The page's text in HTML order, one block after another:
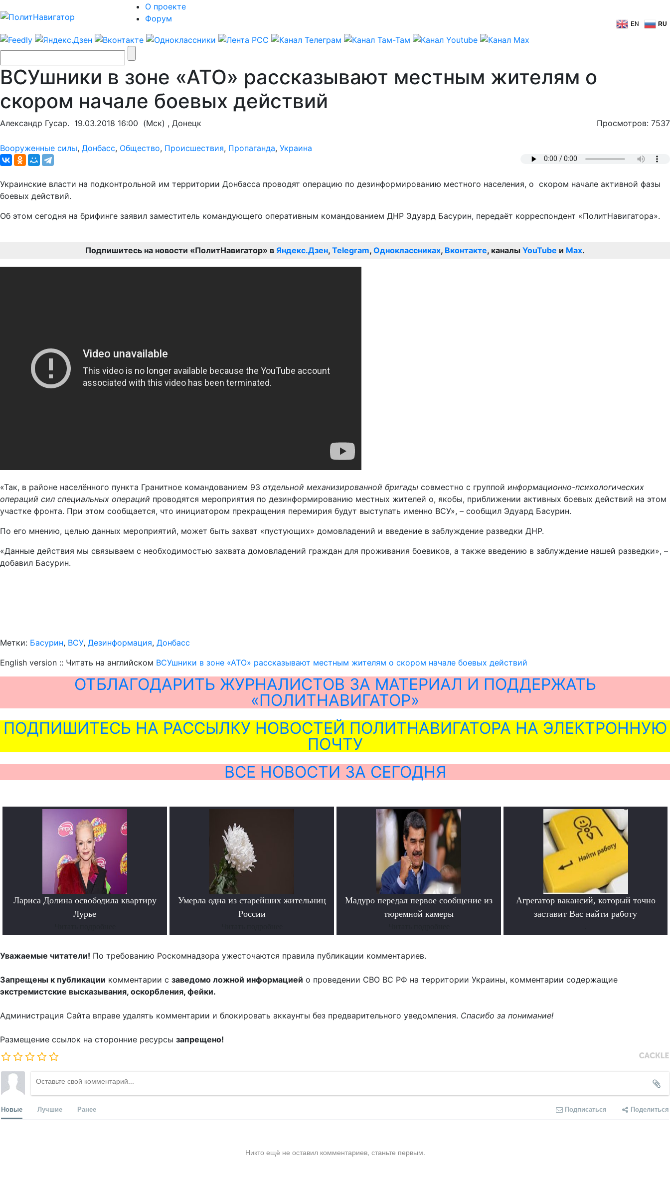
О проекте
Форум
EN RU
ВСУшники в зоне «АТО» рассказывают местным жителям о
скором начале боевых действий
Александр Гусар. 19.03.2018 16:00 (Мск) , Донецк Просмотров: 7537
Вооруженные силы, Донбасс, Общество, Происшествия, Пропаганда, Украина
Украинские власти на подконтрольной им территории Донбасса проводят операцию по дезинформированию местного населения, о скором начале активной фазы
боевых действий.
Об этом сегодня на брифинге заявил заместитель командующего оперативным командованием ДНР Эдуард Басурин, передаёт корреспондент «ПолитНавигатора».
Подпишитесь на новости «ПолитНавигатор» в Яндекс.Дзен, Telegram, Одноклассниках, Вконтакте, каналы YouTube и Max.
«Так, в районе населённого пункта Гранитное командованием 93 отдельной механизированной бригады совместно с группой информационно-психологических
операций сил специальных операций проводятся мероприятия по дезинформированию местных жителей о, якобы, приближении активных боевых действий на этом
участке фронта. При этом сообщается, что инициатором прекращения перемирия будут выступать именно ВСУ», – сообщил Эдуард Басурин.
По его мнению, целью данных мероприятий, может быть захват «пустующих» домовладений и введение в заблуждение разведки ДНР.
«Данные действия мы связываем с необходимостью захвата домовладений граждан для проживания боевиков, а также введению в заблуждение нашей разведки», –
добавил Басурин.
Метки: Басурин, ВСУ, Дезинформация, Донбасс
English version :: Читать на английском ВСУшники в зоне «АТО» рассказывают местным жителям о скором начале боевых действий
ОТБЛАГОДАРИТЬ ЖУРНАЛИСТОВ ЗА МАТЕРИАЛ И ПОДДЕРЖАТЬ
«ПОЛИТНАВИГАТОР»
ПОДПИШИТЕСЬ НА РАССЫЛКУ НОВОСТЕЙ ПОЛИТНАВИГАТОРА НА ЭЛЕКТРОННУЮ
ПОЧТУ
ВСЕ НОВОСТИ ЗА СЕГОДНЯ
Лариса Долина освободила квартиру
Лурье
Умерла одна из старейших жительниц
России
Мадуро передал первое сообщение из
тюремной камеры
Агрегатор вакансий, который точно
заставит Вас найти работу
Уважаемые читатели! По требованию Роскомнадзора ужесточаются правила публикации комментариев.
Запрещены к публикации комментарии с заведомо ложной информацией о проведении СВО ВС РФ на территории Украины, комментарии содержащие
экстремистские высказывания, оскорбления, фейки.
Администрация Сайта вправе удалять комментарии и блокировать аккаунты без предварительного уведомления. Спасибо за понимание!
Размещение ссылок на сторонние ресурсы запрещено!
Новые Лучшие Ранее Подписаться Поделиться
Никто ещё не оставил комментариев, станьте первым.